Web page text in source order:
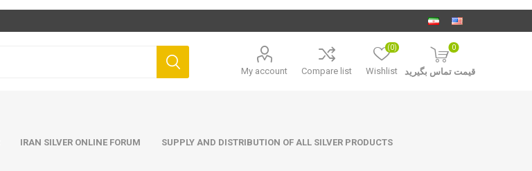
My account Compare list Wishlist
(0) 0
قیمت تماس بگیرید
IRAN SILVER ONLINE FORUM SUPPLY AND DISTRIBUTION OF ALL SILVER PRODUCTS